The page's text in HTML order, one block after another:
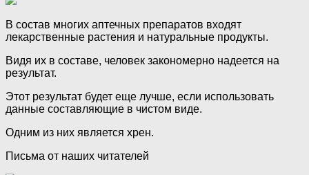
В состав многих аптечных препаратов входят
лекарственные растения и натуральные продукты.
Видя их в составе, человек закономерно надеется на
результат.
Этот результат будет еще лучше, если использовать
данные составляющие в чистом виде.
Одним из них является хрен.
Письма от наших читателей